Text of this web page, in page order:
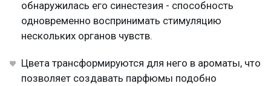
обнаружилась его синестезия - способность
одновременно воспринимать стимуляцию
нескольких органов чувств.
Цвета трансформируются для него в ароматы, что
позволяет создавать парфюмы подобно